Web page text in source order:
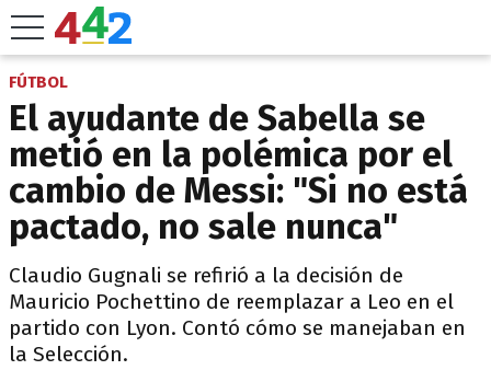
FÚTBOL
El ayudante de Sabella se
metió en la polémica por el
cambio de Messi: "Si no está
pactado, no sale nunca"
Claudio Gugnali se refirió a la decisión de
Mauricio Pochettino de reemplazar a Leo en el
partido con Lyon. Contó cómo se manejaban en
la Selección.